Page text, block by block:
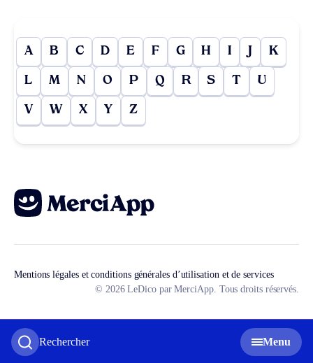
Rechercher Menu
A B C D E F G H I J K
L M N O P Q R S T U
V W X Y Z
Mentions légales et conditions générales d’utilisation et de services
© 2026 LeDico par MerciApp. Tous droits réservés.